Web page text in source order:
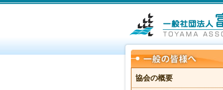
協会の概要